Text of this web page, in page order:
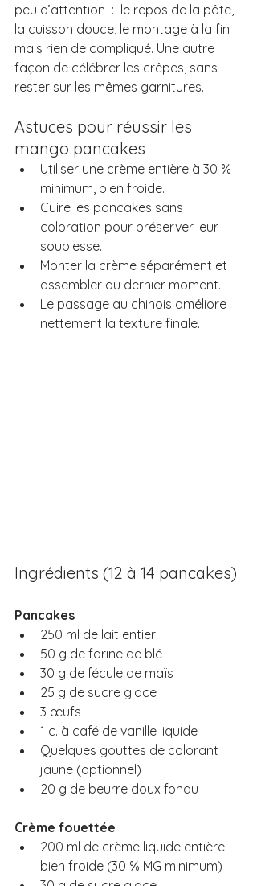
peu d’attention  :  le repos de la pâte,
la cuisson douce, le montage à la fin
mais rien de compliqué. Une autre
façon de célébrer les crêpes, sans
rester sur les mêmes garnitures.
Astuces pour réussir les
mango pancakes
Utiliser une crème entière à 30 %
minimum, bien froide.
Cuire les pancakes sans
coloration pour préserver leur
souplesse.
Monter la crème séparément et
assembler au dernier moment.
Le passage au chinois améliore
nettement la texture finale.
Ingrédients (12 à 14 pancakes)
Pancakes
250 ml de lait entier
50 g de farine de blé
30 g de fécule de maïs
25 g de sucre glace
3 œufs
1 c. à café de vanille liquide
Quelques gouttes de colorant
jaune (optionnel)
20 g de beurre doux fondu
Crème fouettée
200 ml de crème liquide entière
bien froide (30 % MG minimum)